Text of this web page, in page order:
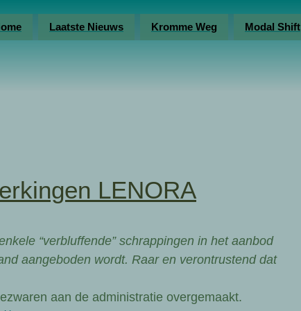
Laatste Nieuws Kromme Weg Modal Shift
LENORA
“verbluffende” schrappingen in het aanbod
aangeboden wordt. Raar en verontrustend dat
aan de administratie overgemaakt.